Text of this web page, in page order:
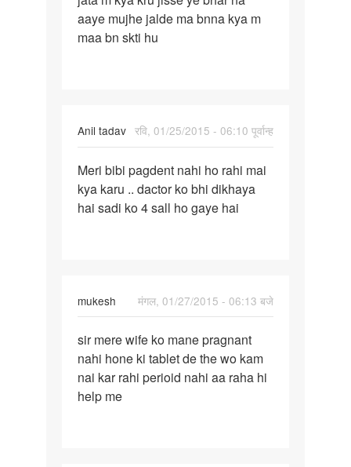
krte
time
aaye mujhe jalde ma bnna kya m
maa bn skti hu
Anil tadav रवि, 01/25/2015 - 06:10 पूर्वान्ह
Meri
bibi
pagdent
Meri bibi pagdent nahi ho rahi mai
kya karu .. dactor ko bhi dikhaya
hai sadi ko 4 sall ho gaye hai
mukesh
मंगल, 01/27/2015 - 06:13 बजे
sir
mere
wife
ko
sir mere wife ko mane pragnant
nahi hone ki tablet de the wo kam
nai kar rahi perioid nahi aa raha hi
help me